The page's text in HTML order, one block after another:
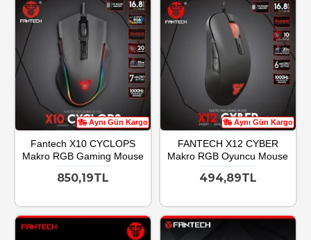
Aynı Gün Kargo
Fantech X10 CYCLOPS
Makro RGB Gaming Mouse
850,19TL
Aynı Gün Kargo
FANTECH X12 CYBER
Makro RGB Oyuncu Mouse
494,89TL